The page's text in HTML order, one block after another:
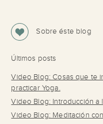
Sobre éste blog
Últimos posts
Video Blog: Cosas que te
practicar Yoga.
Video Blog: Introducción a
Video Blog: Meditación